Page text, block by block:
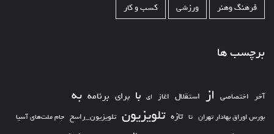
فرهنگ وهنر ورزشی کسب و کار
برچسب ها
آخر اختصاصی از استقلال اغاز ای با برای برنامه به
بورس اوراق بهادار تهران تا تازه تلویزیون تلویزیون_راسخ جام ملت‌های آسیا